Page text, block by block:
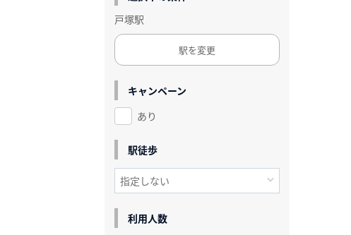
戸塚駅
駅を変更
キャンペーン
あり
駅徒歩
利用人数